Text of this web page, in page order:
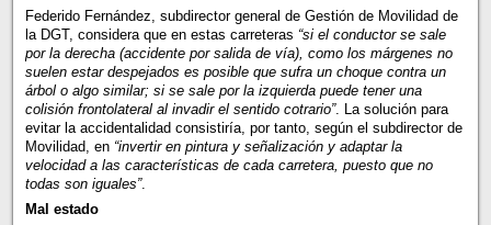
Federido Fernández, subdirector general de Gestión de Movilidad de
la DGT, considera que en estas carreteras “si el conductor se sale
por la derecha (accidente por salida de vía), como los márgenes no
suelen estar despejados es posible que sufra un choque contra un
árbol o algo similar; si se sale por la izquierda puede tener una
colisión frontolateral al invadir el sentido cotrario”. La solución para
evitar la accidentalidad consistiría, por tanto, según el subdirector de
Movilidad, en “invertir en pintura y señalización y adaptar la
velocidad a las características de cada carretera, puesto que no
todas son iguales”.
Mal estado